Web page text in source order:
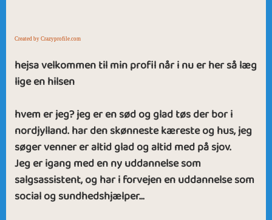
Created by Crazyprofile.com
hejsa velkommen til min profil når i nu er her så læg
lige en hilsen
hvem er jeg? jeg er en sød og glad tøs der bor i
nordjylland. har den skønneste kæreste og hus, jeg
søger venner er altid glad og altid med på sjov.
Jeg er igang med en ny uddannelse som
salgsassistent, og har i forvejen en uddannelse som
social og sundhedshjælper...